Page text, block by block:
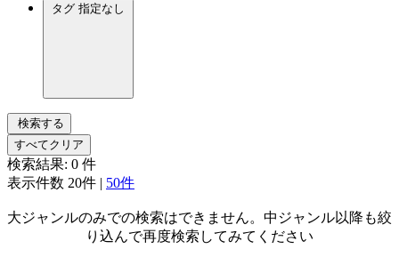
タグ 指定なし
検索する
すべてクリア
検索結果: 0 件
表示件数 20件 | 50件
大ジャンルのみでの検索はできません。中ジャンル以降も絞
り込んで再度検索してみてください